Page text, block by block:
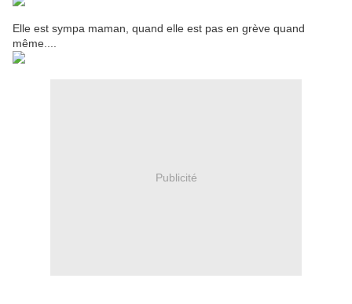
Elle est sympa maman, quand elle est pas en grève quand
même....
Publicité